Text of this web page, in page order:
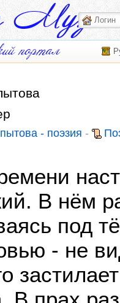
- поэзия -
В нём
под
- не